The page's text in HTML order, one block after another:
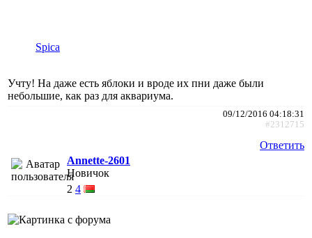
Spica
Учту! На даже есть яблоки и вроде их пни даже были
небольшие, как раз для аквариума.
09/12/2016 04:18:31
#2312715
Ответить
Annette-2601
Новичок
2 4